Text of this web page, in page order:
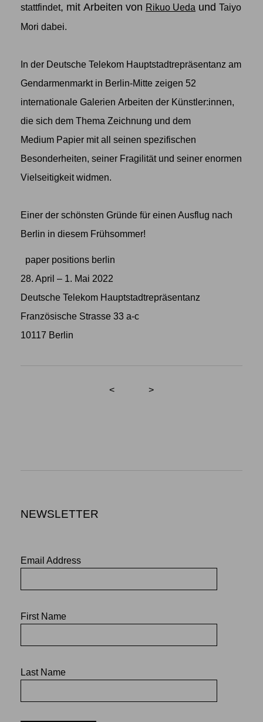
stattfindet, mit Arbeiten von Rikuo Ueda und Taiyo
Mori dabei.
In der Deutsche Telekom Hauptstadtrepräsentanz am
Gendarmenmarkt in Berlin-Mitte zeigen 52
internationale Galerien Arbeiten der Künstler:innen,
die sich dem Thema Zeichnung und dem
Medium Papier mit all seinen spezifischen
Besonderheiten, seiner Fragilität und seiner enormen
Vielseitigkeit widmen.
Einer der schönsten Gründe für einen Ausflug nach
Berlin in diesem Frühsommer!
paper positions berlin
28. April – 1. Mai 2022
Deutsche Telekom Hauptstadtrepräsentanz
Französische Strasse 33 a-c
10117 Berlin
< >
NEWSLETTER
Email Address
First Name
Last Name